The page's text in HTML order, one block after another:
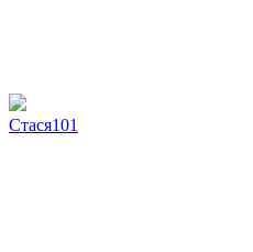
Стася101